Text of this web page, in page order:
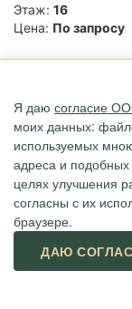
Этаж: 16
Цена: По запросу
Многокомнатная
Продаю
настоящих
исключительно
мебель и
Это идеальный
жизни. Место, в
Я даю согласие
моих данных:
используемых
адреса и
целях улучшения
согласны с их
браузере.
ДАЮ